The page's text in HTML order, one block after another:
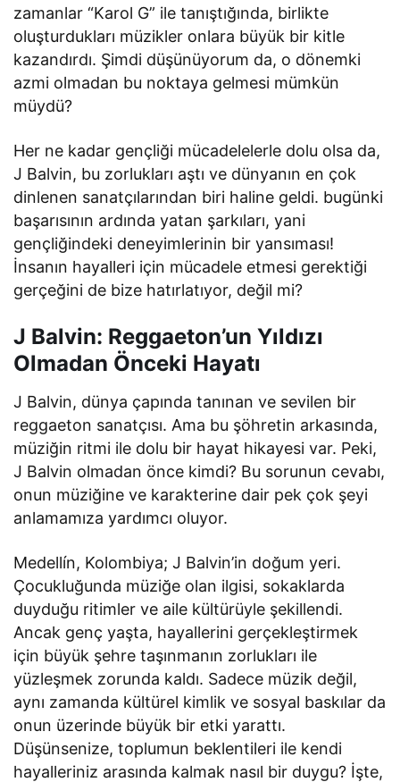
zamanlar “Karol G” ile tanıştığında, birlikte
oluşturdukları müzikler onlara büyük bir kitle
kazandırdı. Şimdi düşünüyorum da, o dönemki
azmi olmadan bu noktaya gelmesi mümkün
müydü?
Her ne kadar gençliği mücadelelerle dolu olsa da,
J Balvin, bu zorlukları aştı ve dünyanın en çok
dinlenen sanatçılarından biri haline geldi. bugünki
başarısının ardında yatan şarkıları, yani
gençliğindeki deneyimlerinin bir yansıması!
İnsanın hayalleri için mücadele etmesi gerektiği
gerçeğini de bize hatırlatıyor, değil mi?
J Balvin: Reggaeton’un Yıldızı
Olmadan Önceki Hayatı
J Balvin, dünya çapında tanınan ve sevilen bir
reggaeton sanatçısı. Ama bu şöhretin arkasında,
müziğin ritmi ile dolu bir hayat hikayesi var. Peki,
J Balvin olmadan önce kimdi? Bu sorunun cevabı,
onun müziğine ve karakterine dair pek çok şeyi
anlamamıza yardımcı oluyor.
Medellín, Kolombiya; J Balvin’in doğum yeri.
Çocukluğunda müziğe olan ilgisi, sokaklarda
duyduğu ritimler ve aile kültürüyle şekillendi.
Ancak genç yaşta, hayallerini gerçekleştirmek
için büyük şehre taşınmanın zorlukları ile
yüzleşmek zorunda kaldı. Sadece müzik değil,
aynı zamanda kültürel kimlik ve sosyal baskılar da
onun üzerinde büyük bir etki yarattı.
Düşünsenize, toplumun beklentileri ile kendi
hayalleriniz arasında kalmak nasıl bir duygu? İşte,